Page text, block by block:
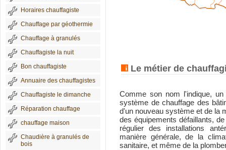
Horaires chauffagiste
Chauffage par géothermie
Chauffage à granulés
Chauffagiste la nuit
Bon chauffagiste
Annuaire des chauffagistes
Chauffagiste le dimanche
Réparation chauffage
chauffage maison
Chaudière à granulés de
bois
Le métier de
Comme son nom l'indique,
système de chauffage des
d'un nouveau système et de la
des équipements défaillants,
régulier des installations
manière générale, de la
sanitaire, et même de la